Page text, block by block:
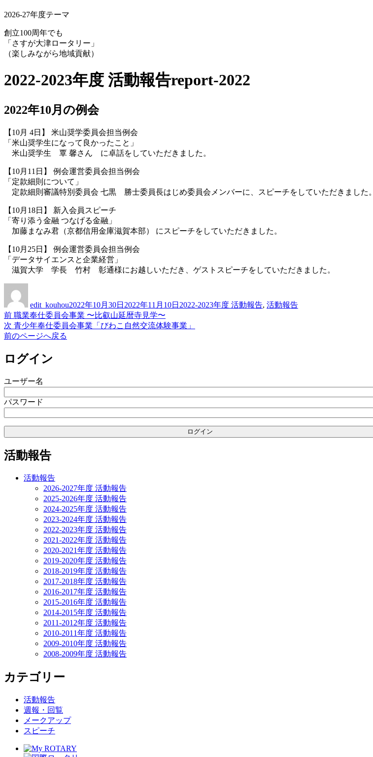
2026-27年度テーマ
創立100周年でも
「さすが大津ロータリー」
（楽しみながら地域貢献）
2022-2023年度 活動報告report-2022
2022年10月の例会
【10月 4日】 米山奨学委員会担当例会
「米山奨学生になって良かったこと」
米山奨学生 覃 馨さん に卓話をしていただきました。
【10月11日】 例会運営委員会担当例会
「定款細則について」
定款細則審議特別委員会 七黒 勝士委員長はじめ委員会メンバーに、スピーチをしていただきました。
【10月18日】 新入会員スピーチ
「寄り添う金融 つなげる金融」
加藤まなみ君（京都信用金庫滋賀本部） にスピーチをしていただきました。
【10月25日】 例会運営委員会担当例会
「データサイエンスと企業経営」
滋賀大学 学長 竹村 彰通様にお越しいただき、ゲストスピーチをしていただきました。
者
edit_kouhou日:
2022年10月30日 2022年11月10日ゴ
ー
2022-2023年度 活動報告, 活動報告
投
稿
ビ
ゲ
ー
シ
ョ
前 前
の
投
職業奉仕委員会事業 〜比叡山延暦寺見学〜
次 次
の
稿:
青少年奉仕委員会事業「びわこ自然交流体験事業」
前のページへ戻る
ログイン
ユーザー名
パスワード
活動報告
活動報告
2026-2027年度 活動報告
2025-2026年度 活動報告
2024-2025年度 活動報告
2023-2024年度 活動報告
2022-2023年度 活動報告
2021-2022年度 活動報告
2020-2021年度 活動報告
2019-2020年度 活動報告
2018-2019年度 活動報告
2017-2018年度 活動報告
2016-2017年度 活動報告
2015-2016年度 活動報告
2014-2015年度 活動報告
2011-2012年度 活動報告
2010-2011年度 活動報告
2009-2010年度 活動報告
2008-2009年度 活動報告
カテゴリー
活動報告
週報・回覧
メークアップ
スピーチ